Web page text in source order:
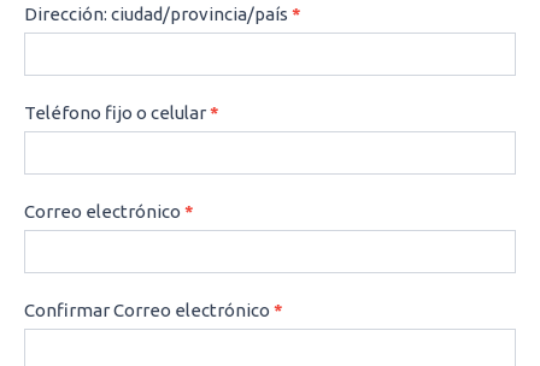
Dirección: ciudad/provincia/país *
Teléfono fijo o celular*
Correo electrónico *
Confirmar Correo electrónico *